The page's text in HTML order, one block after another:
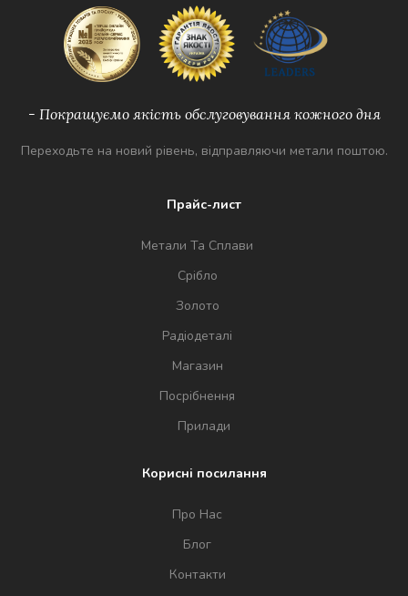
- Покращуємо якість обслуговування кожного дня
Переходьте на новий рівень, відправляючи метали поштою.
Прайс-лист
Метали Та Сплави
Срібло
Золото
Радіодеталі
Магазин
Посрібнення
Прилади
Корисні посилання
Про Нас
Блог
Контакти